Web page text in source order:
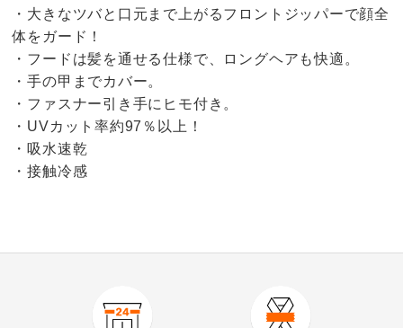
・大きなツバと口元まで上がるフロントジッパーで顔全
体をガード！
・フードは髪を通せる仕様で、ロングヘアも快適。
・手の甲までカバー。
・ファスナー引き手にヒモ付き。
・UVカット率約97％以上！
・吸水速乾
・接触冷感
900-YA35-01